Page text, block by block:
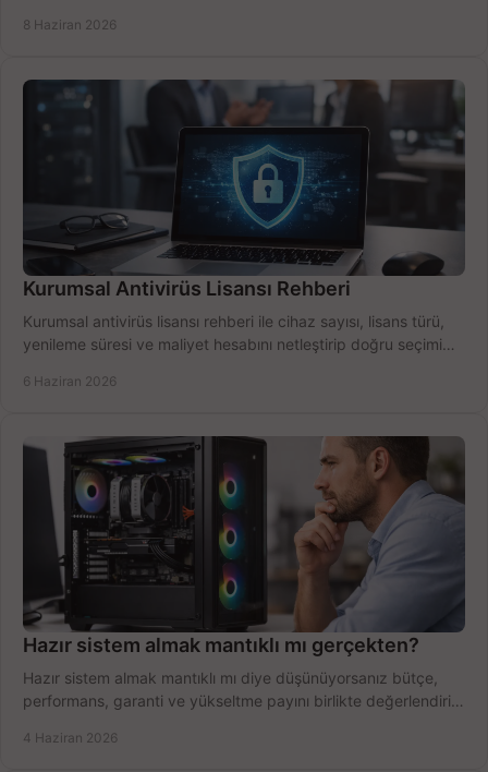
8 Haziran 2026
Kurumsal Antivirüs Lisansı Rehberi
Kurumsal antivirüs lisansı rehberi ile cihaz sayısı, lisans türü,
yenileme süresi ve maliyet hesabını netleştirip doğru seçimi
6 Haziran 2026
Hazır sistem almak mantıklı mı gerçekten?
Hazır sistem almak mantıklı mı diye düşünüyorsanız bütçe,
performans, garanti ve yükseltme payını birlikte değerlendirin,
4 Haziran 2026